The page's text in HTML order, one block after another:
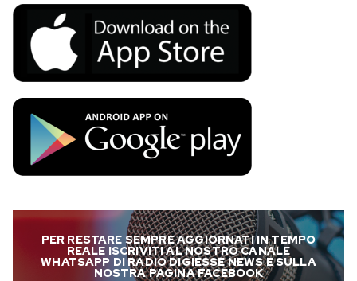
PER RESTARE SEMPRE AGGIORNATI IN TEMPO
REALE ISCRIVITI AL NOSTRO CANALE
WHATSAPP DI RADIO DIGIESSE NEWS E SULLA
NOSTRA PAGINA FACEBOOK